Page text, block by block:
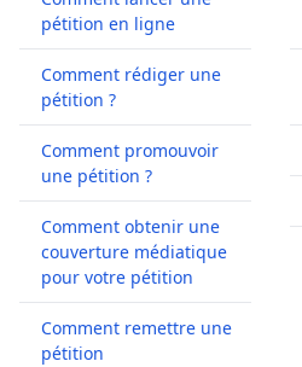
pétition en ligne
Comment rédiger une
pétition ?
Comment promouvoir
une pétition ?
Comment obtenir une
couverture médiatique
pour votre pétition
Comment remettre une
pétition